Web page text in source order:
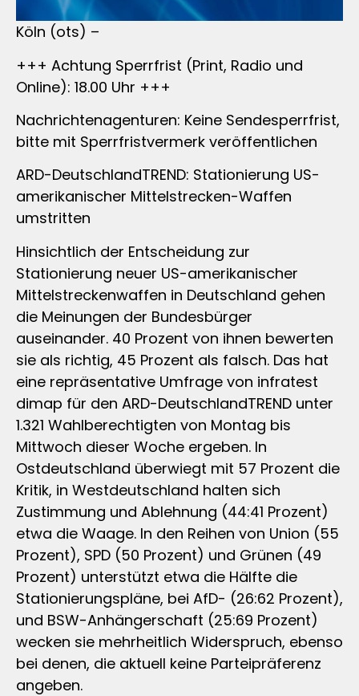
Köln (ots) –
+++ Achtung Sperrfrist (Print, Radio und
Online): 18.00 Uhr +++
Nachrichtenagenturen: Keine Sendesperrfrist,
bitte mit Sperrfristvermerk veröffentlichen
ARD-DeutschlandTREND: Stationierung US-
amerikanischer Mittelstrecken-Waffen
umstritten
Hinsichtlich der Entscheidung zur
Stationierung neuer US-amerikanischer
Mittelstreckenwaffen in Deutschland gehen
die Meinungen der Bundesbürger
auseinander. 40 Prozent von ihnen bewerten
sie als richtig, 45 Prozent als falsch. Das hat
eine repräsentative Umfrage von infratest
dimap für den ARD-DeutschlandTREND unter
1.321 Wahlberechtigten von Montag bis
Mittwoch dieser Woche ergeben. In
Ostdeutschland überwiegt mit 57 Prozent die
Kritik, in Westdeutschland halten sich
Zustimmung und Ablehnung (44:41 Prozent)
etwa die Waage. In den Reihen von Union (55
Prozent), SPD (50 Prozent) und Grünen (49
Prozent) unterstützt etwa die Hälfte die
Stationierungspläne, bei AfD- (26:62 Prozent),
und BSW-Anhängerschaft (25:69 Prozent)
wecken sie mehrheitlich Widerspruch, ebenso
bei denen, die aktuell keine Parteipräferenz
angeben.